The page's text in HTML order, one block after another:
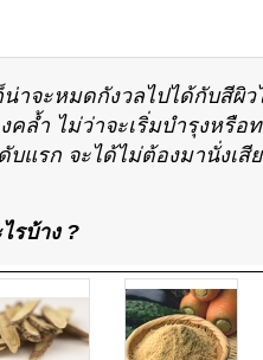
น่าจะหมดกังวลไปได้กับสีผิว
คล้ำ ไม่ว่าจะเริ่มบำรุงหรือ
แรก จะได้ไม่ต้องมานั่งเสีย
รบ้าง ?